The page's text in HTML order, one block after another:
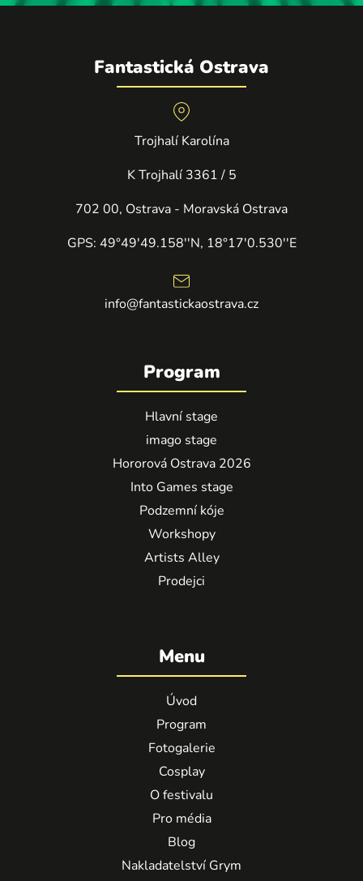
Fantastická Ostrava
Trojhalí Karolína
K Trojhalí 3361 / 5
702 00, Ostrava - Moravská Ostrava
GPS: 49°49'49.158''N, 18°17'0.530''E
info@fantastickaostrava.cz
Program
Hlavní stage
imago stage
Hororová Ostrava 2026
Into Games stage
Podzemní kóje
Workshopy
Artists Alley
Prodejci
Menu
Úvod
Program
Fotogalerie
Cosplay
O festivalu
Pro média
Blog
Nakladatelství Grym